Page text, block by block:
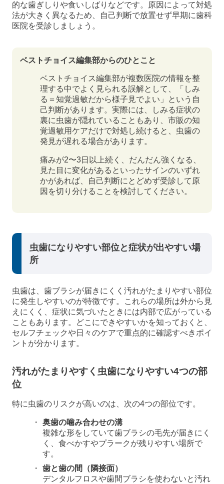
的な歯ぎしりや食いしばりなどです。原因によって対処
法が大きく異なるため、自己判断で放置せず早期に歯科
医院を受診しましょう。
ベストチョイス編集部からのひとこと
ベストチョイス編集部が複数医院の情報を整
理する中でよく見られる誤解として、「しみ
る＝知覚過敏だから様子見でよい」という自
己判断があります。実際には、しみる症状の
裏に虫歯が隠れていることもあり、市販の知
覚過敏用ケアだけで対処し続けると、虫歯の
発見が遅れる場合があります。
痛みが2〜3日以上続く、だんだん強くなる、
見た目に変化があるといったサインのいずれ
かがあれば、自己判断にとどめず受診して原
因を切り分けることを検討してください。
虫歯になりやすい部位と症状が出やすい場
所
虫歯は、歯ブラシが届きにくく汚れがたまりやすい部位
に発生しやすいのが特徴です。これらの場所は外から見
えにくく、症状に気づいたときには内部で広がっている
こともあります。どこにできやすいかを知っておくと、
セルフチェックや日々のケアで重点的に確認すべきポイ
ントが分かります。
汚れがたまりやすく虫歯になりやすい4つの部
位
特に虫歯のリスクが高いのは、次の4つの部位です。
奥歯の噛み合わせの溝
複雑な形をしていて歯ブラシの毛先が届きにく
く、食べかすやプラークが残りやすい場所で
す。
歯と歯の間（隣接面）
デンタルフロスや歯間ブラシを使わないと汚れ